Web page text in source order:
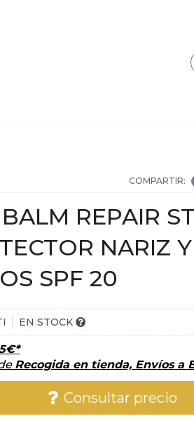
COMPARTIR:
REPAIR
NARIZ Y
SPF 20
EN STOCK
€*
Recogida en tienda, Envíos a
Consultar precio